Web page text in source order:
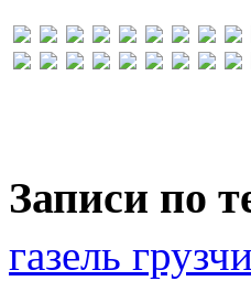
Записи по
газель